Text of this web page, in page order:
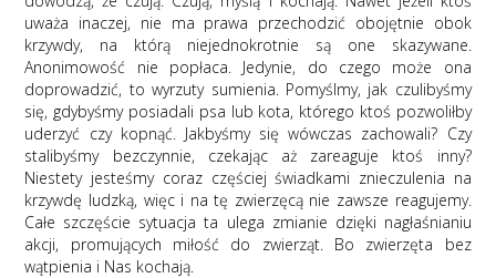
uważa inaczej, nie ma prawa przechodzić obojętnie obok
krzywdy, na którą niejednokrotnie są one skazywane.
Anonimowość nie popłaca. Jedynie, do czego może ona
doprowadzić, to wyrzuty sumienia. Pomyślmy, jak czulibyśmy
się, gdybyśmy posiadali psa lub kota, którego ktoś pozwoliłby
uderzyć czy kopnąć. Jakbyśmy się wówczas zachowali? Czy
stalibyśmy bezczynnie, czekając aż zareaguje ktoś inny?
Niestety jesteśmy coraz częściej świadkami znieczulenia na
krzywdę ludzką, więc i na tę zwierzęcą nie zawsze reagujemy.
Całe szczęście sytuacja ta ulega zmianie dzięki nagłaśnianiu
akcji, promujących miłość do zwierząt. Bo zwierzęta bez
wątpienia i Nas kochają.